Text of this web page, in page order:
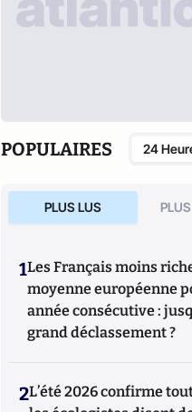
POPULAIRES 24
PLUS LUS
1Les Français moins
moyenne européenne
année consécutive :
grand déclassement ?
2L’été 2026 confirme